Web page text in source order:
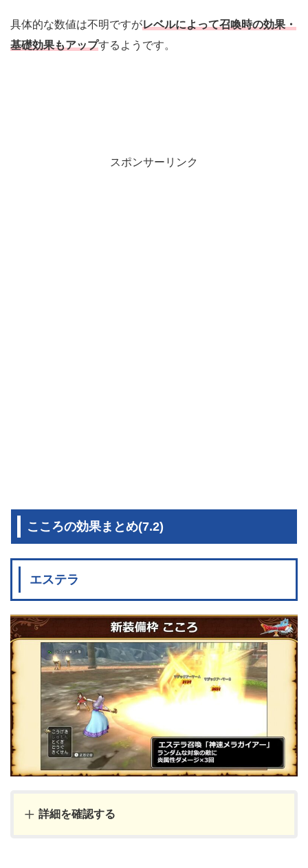
具体的な数値は不明ですがレベルによって召喚時の効果・
基礎効果もアップするようです。
スポンサーリンク
こころの効果まとめ(7.2)
エステラ
詳細を確認する